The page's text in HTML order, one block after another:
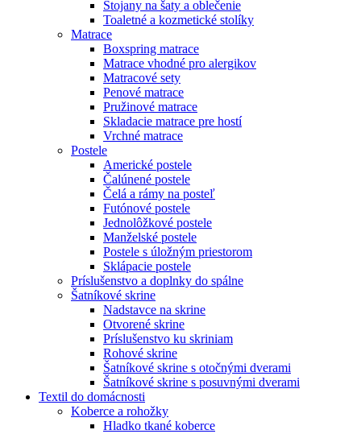
Stojany na šaty a oblečenie
Toaletné a kozmetické stolíky
Matrace
Boxspring matrace
Matrace vhodné pro alergikov
Matracové sety
Penové matrace
Pružinové matrace
Skladacie matrace pre hostí
Vrchné matrace
Postele
Americké postele
Čalúnené postele
Čelá a rámy na posteľ
Futónové postele
Jednolôžkové postele
Manželské postele
Postele s úložným priestorom
Sklápacie postele
Príslušenstvo a doplnky do spálne
Šatníkové skrine
Nadstavce na skrine
Otvorené skrine
Príslušenstvo ku skriniam
Rohové skrine
Šatníkové skrine s otočnými dverami
Šatníkové skrine s posuvnými dverami
Textil do domácnosti
Koberce a rohožky
Hladko tkané koberce